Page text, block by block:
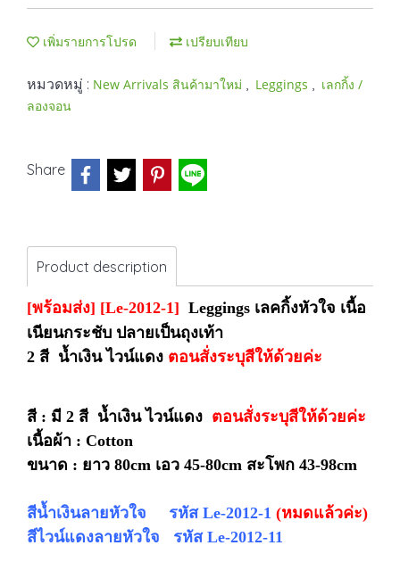
เพิ่มรายการโปรด เปรียบเทียบ
หมวดหมู่ : New Arrivals สินค้ามาใหม่ , Leggings , เลกกิ้ง /
ลองจอน
Share
Product description
[พร้อมส่ง] [Le-2012-1] Leggings เลคกิ้งหัวใจ เนื้อ
เนียนกระชับ ปลายเป็นถุงเท้า
2 สี น้ำเงิน ไวน์แดง ตอนสั่งระบุสีให้ด้วยค่ะ
สี : มี 2 สี น้ำเงิน ไวน์แดง ตอนสั่งระบุสีให้ด้วยค่ะ
เนื้อผ้า : Cotton
ขนาด : ยาว 80cm เอว 45-80cm สะโพก 43-98cm
สีน้ำเงินลายหัวใจ รหัส Le-2012-1 (หมดแล้วค่ะ)
สีไวน์แดงลายหัวใจ รหัส Le-2012-11